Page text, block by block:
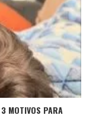
MOTIVOS PARA